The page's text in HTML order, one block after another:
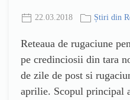
22.03.2018 Știri din
Reteaua de rugaciune
pe credinciosii din tara
de zile de post si
aprilie. Scopul principal